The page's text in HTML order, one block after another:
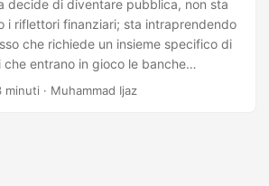
decide di diventare pubblica, non sta
i riflettori finanziari; sta intraprendendo
che richiede un insieme specifico di
entrano in gioco le banche
agiscono come i custodi di Wall Street
minuti · Muhammad Ijaz